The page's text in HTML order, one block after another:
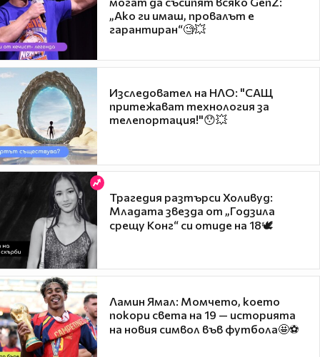
„Ако ги имаш, провалът е
гарантиран“🧐💥
Изследовател на НЛО: "САЩ
притежават технология за
телепортация!"😯💥
Трагедия разтърси Холивуд:
Младата звезда от „Годзила
срещу Конг“ си отиде на 18🕊️
Ламин Ямал: Момчето, което
покори света на 19 — историята
на новия символ във футбола🤩⚽